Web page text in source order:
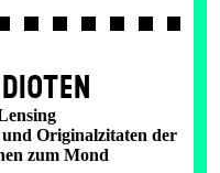
Originalzitaten der
zum Mond